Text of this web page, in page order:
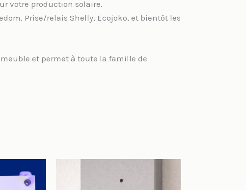
votre production solaire.
Prise/relais Shelly, Ecojoko, et bientôt les
et permet à toute la famille de